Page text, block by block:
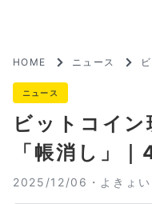
HOME ニュース
ニュース
ビットコイ
「帳消し」
2025/12/06・ よきょい